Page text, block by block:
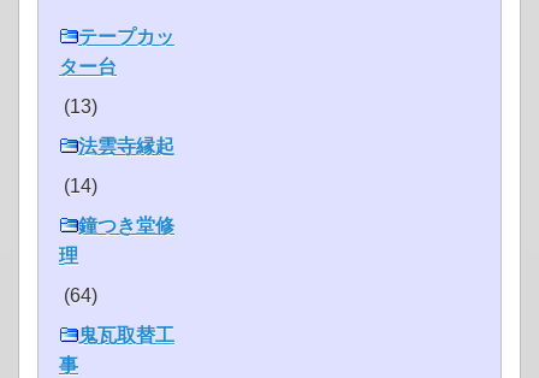
テープカッ
ター台
(13)
法雲寺縁起
(14)
鐘つき堂修
理
(64)
鬼瓦取替工
事